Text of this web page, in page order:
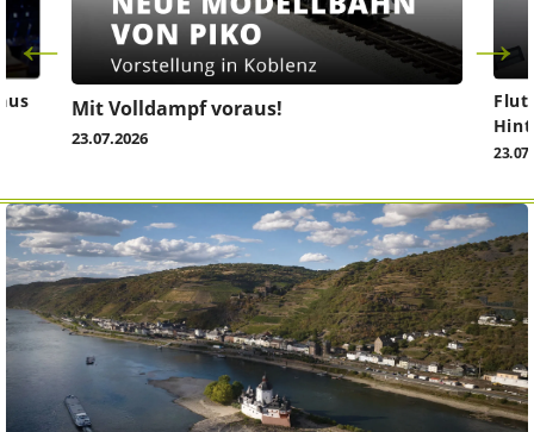
Mit Volldampf voraus!
23.07.2026